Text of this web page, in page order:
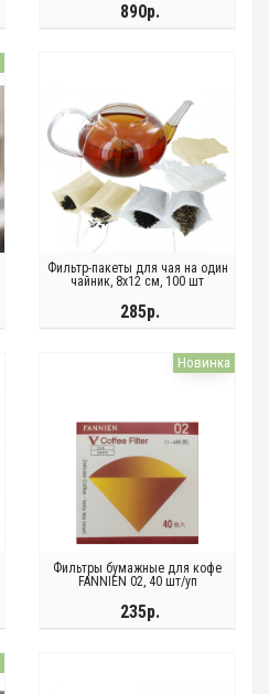
890р.
Фильтр-пакеты для чая на один
чайник, 8х12 см, 100 шт
285р.
Новинка
Фильтры бумажные для кофе
FANNIEN 02, 40 шт/уп
235р.